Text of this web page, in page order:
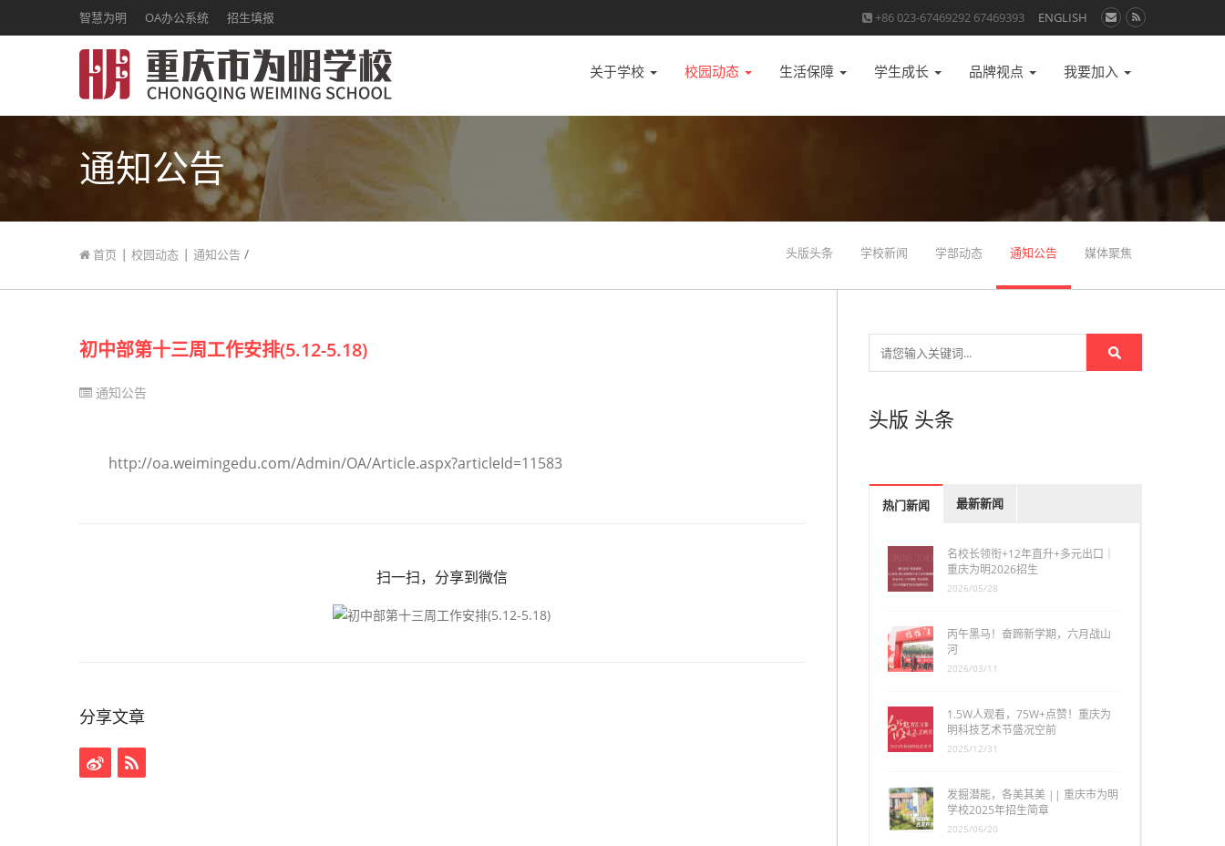
智慧为明 OA办公系统 招生填报 +86 023-67469292 67469393 ENGLISH
关于学校 校园动态 生活保障 学生成长 品牌视点 我要加入
通知公告
首页 | 校园动态 | 通知公告 / 头版头条 学校新闻 学部动态 通知公告 媒体聚焦
初中部第十三周工作安排(5.12-5.18)
通知公告
http://oa.weimingedu.com/Admin/OA/Article.aspx?articleId=11583
扫一扫，分享到微信
分享文章
头版 头条
热门新闻 最新新闻
名校长领衔+12年直升+多元出口｜
重庆为明2026招生
2026/05/28
丙午黑马！奋蹄新学期，六月战山
河
2026/03/11
1.5W人观看，75W+点赞！重庆为
明科技艺术节盛况空前
2025/12/31
发掘潜能，各美其美 || 重庆市为明
学校2025年招生简章
2025/06/20